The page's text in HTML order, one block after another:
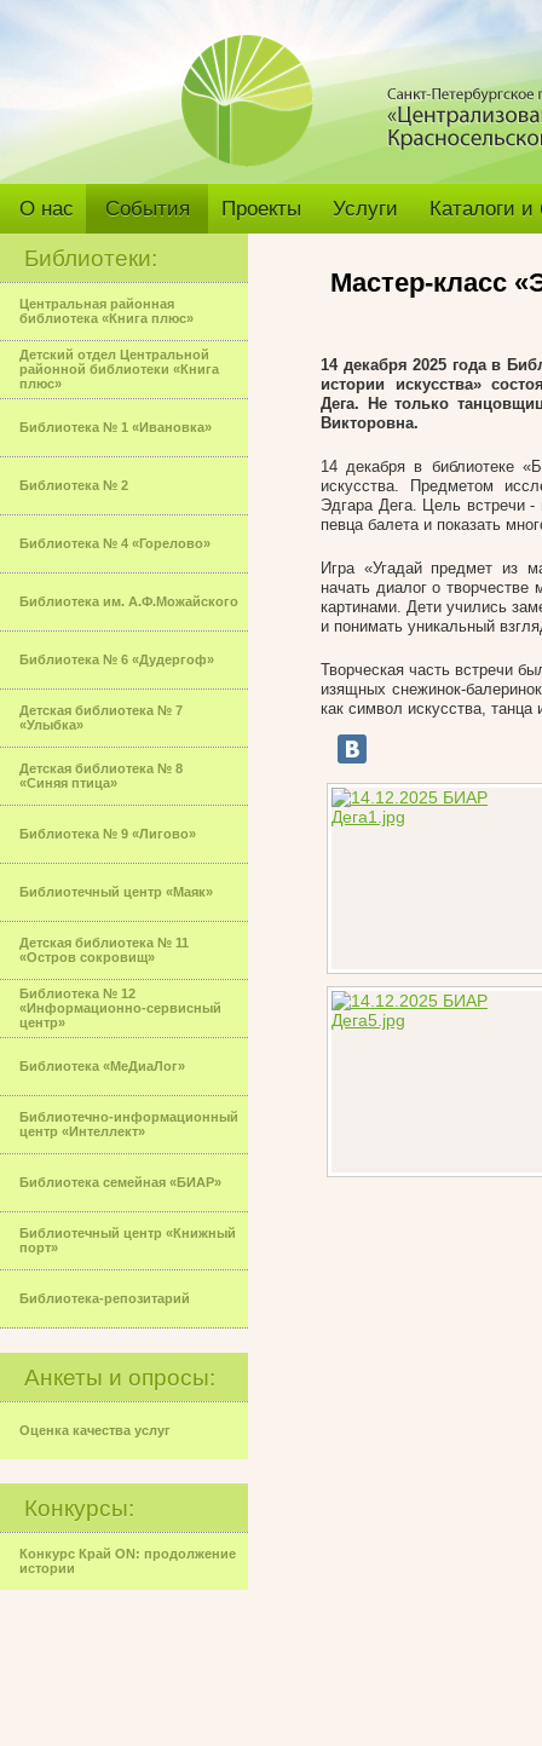
О нас События Проекты Услуги Каталоги
Библиотеки:
Центральная районная
библиотека «Книга плюс»
Детский отдел Центральной
районной библиотеки «Книга
плюс»
Библиотека № 1 «Ивановка»
Библиотека № 2
Библиотека № 4 «Горелово»
Библиотека им. А.Ф.Можайского
Библиотека № 6 «Дудергоф»
Детская библиотека № 7
«Улыбка»
Детская библиотека № 8
«Синяя птица»
Библиотека № 9 «Лигово»
Библиотечный центр «Маяк»
Детская библиотека № 11
«Остров сокровищ»
Библиотека № 12
«Информационно-сервисный
центр»
Библиотека «МеДиаЛог»
Библиотечно-информационный
центр «Интеллект»
Библиотека семейная «БИАР»
Библиотечный центр «Книжный
порт»
Библиотека-репозитарий
Анкеты и опросы:
Оценка качества услуг
Конкурсы:
Конкурс Край ON: продолжение
истории
Мастер-класс
14 декабря 2025 года в
истории искусства»
Дега. Не только
Викторовна.
14 декабря в библиотеке
искусства. Предметом
Эдгара Дега. Цель встречи -
певца балета и показать
Игра «Угадай предмет из
начать диалог о
картинами. Дети учились
и понимать уникальный
Творческая часть встречи
изящных снежинок-
как символ искусства, танца